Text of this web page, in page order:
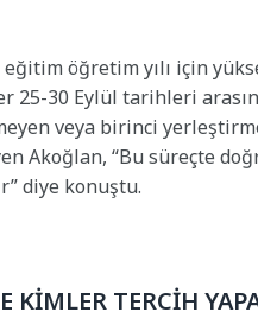
eğitim öğretim yılı için
30 Eylül tarihleri
veya birinci
Akoğlan, “Bu süreçte
diye konuştu.
KİMLER TERCİH